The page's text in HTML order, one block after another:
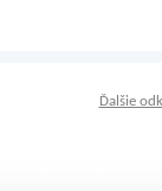
Ďalšie